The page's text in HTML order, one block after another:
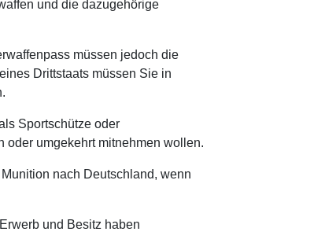
und die dazugehörige
müssen jedoch die
Drittstaats müssen Sie in
Sportschütze oder
oder umgekehrt mitnehmen wollen.
nach Deutschland, wenn
und Besitz haben